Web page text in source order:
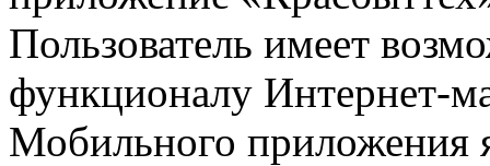
Пользователь имеет
функционалу Интернет-
Мобильного приложения